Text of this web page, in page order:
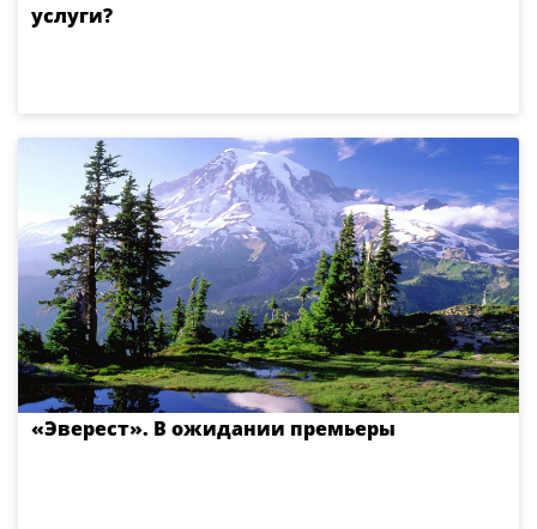
услуги?
«Эверест». В ожидании премьеры